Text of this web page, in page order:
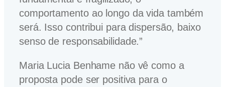
comportamento ao longo da vida também
será. Isso contribui para dispersão, baixo
senso de responsabilidade.”
Maria Lucia Benhame não vê como a
proposta pode ser positiva para o